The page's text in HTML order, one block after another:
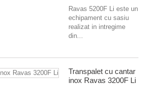
Ravas 5200F Li este un
echipament cu sasiu
realizat in intregime
din...
Transpalet cu cantar
inox Ravas 3200F Li